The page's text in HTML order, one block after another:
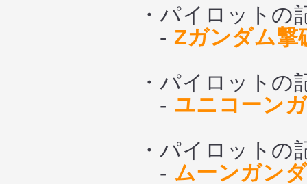
・パイロットの
- Zガンダム撃
・パイロットの
- ユニコーン
・パイロットの
- ムーンガン